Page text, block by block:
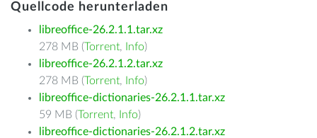
Quellcode herunterladen
libreoffice-26.2.1.1.tar.xz
278 MB (Torrent, Info)
libreoffice-26.2.1.2.tar.xz
278 MB (Torrent, Info)
libreoffice-dictionaries-26.2.1.1.tar.xz
59 MB (Torrent, Info)
libreoffice-dictionaries-26.2.1.2.tar.xz